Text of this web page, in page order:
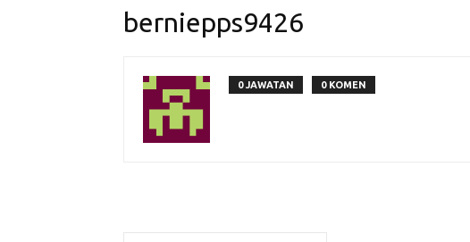
berniepps9426
0 JAWATAN 0 KOMEN